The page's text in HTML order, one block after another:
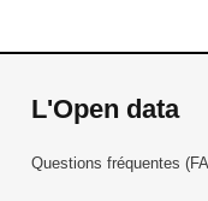
L'Open data
Questions fréquentes